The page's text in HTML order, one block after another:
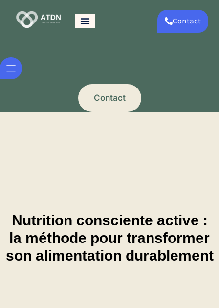
Contact
Contact
Nutrition consciente active :
la méthode pour transformer
son alimentation durablement